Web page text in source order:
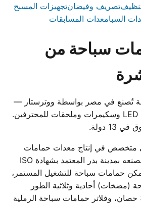
تصريف وفيضانتجهيزات المسبح
السبامعدات المسابقات
سباحة من
تُصنع في مصر بواسطة ووترستار —
مضخات وفلاتر وإضاءة LED وسكيمرات وملحقات للمحترفين.
متخصص في إنتاج معدات حمامات
سباحة متكاملة داخل مصنعه بمدينة بدر المعتمد بشهادة ISO
مكن حمامات سباحة للتشغيل المستمر،
(مضخات) أحادية وثلاثية الطور
بقدرات من 0.75 إلى 3 حصان، وفلاتر حمامات سباحة الرملية